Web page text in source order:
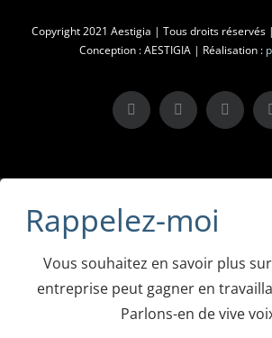
Copyright 2021 Aestigia | Tous droits réservés |
Conception : AESTIGIA | Réalisation :
X LinkedIn
Rappelez-moi
Vous souhaitez en savoir plus
entreprise peut gagner en
Parlons-en de vive